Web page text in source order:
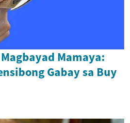
Mamaya:
Gabay sa Buy